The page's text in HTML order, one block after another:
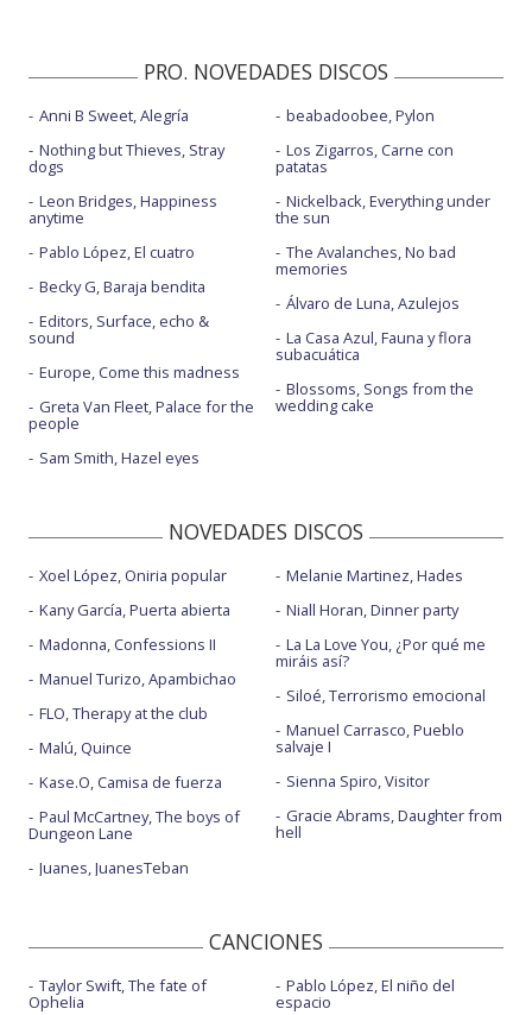
PRO. NOVEDADES DISCOS
Anni B Sweet, Alegría
Nothing but Thieves, Stray
dogs
Leon Bridges, Happiness
anytime
Pablo López, El cuatro
Becky G, Baraja bendita
Editors, Surface, echo &
sound
Europe, Come this madness
Greta Van Fleet, Palace for the
people
Sam Smith, Hazel eyes
beabadoobee, Pylon
Los Zigarros, Carne con
patatas
Nickelback, Everything under
the sun
The Avalanches, No bad
memories
Álvaro de Luna, Azulejos
La Casa Azul, Fauna y flora
subacuática
Blossoms, Songs from the
wedding cake
NOVEDADES DISCOS
Xoel López, Oniria popular
Kany García, Puerta abierta
Madonna, Confessions II
Manuel Turizo, Apambichao
FLO, Therapy at the club
Malú, Quince
Kase.O, Camisa de fuerza
Paul McCartney, The boys of
Dungeon Lane
Juanes, JuanesTeban
Melanie Martinez, Hades
Niall Horan, Dinner party
La La Love You, ¿Por qué me
miráis así?
Siloé, Terrorismo emocional
Manuel Carrasco, Pueblo
salvaje I
Sienna Spiro, Visitor
Gracie Abrams, Daughter from
hell
CANCIONES
Taylor Swift, The fate of
Ophelia
Pablo López, El niño del
espacio